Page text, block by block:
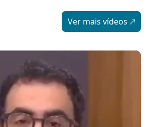
Ver mais vídeos